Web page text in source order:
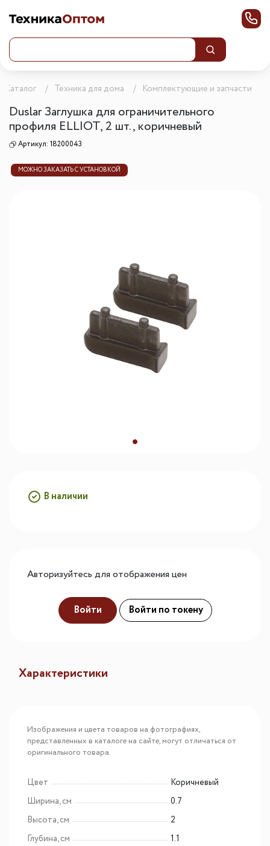
Каталог Техника для дома Комплектующие и запчасти
Duslar Заглушка для ограничительного
профиля ELLIOT, 2 шт., коричневый
Артикул: 18200043
МОЖНО ЗАКАЗАТЬ С УСТАНОВКОЙ
В наличии
Авторизуйтесь для отображения цен
Войти Войти по токену
Характеристики
Изображения и цвета товаров на фотографиях,
представленных в каталоге на сайте, могут отличаться от
оригинального товара.
Цвет
Коричневый
Ширина, см
0.7
Высота, см
2
Глубина, см
1.1